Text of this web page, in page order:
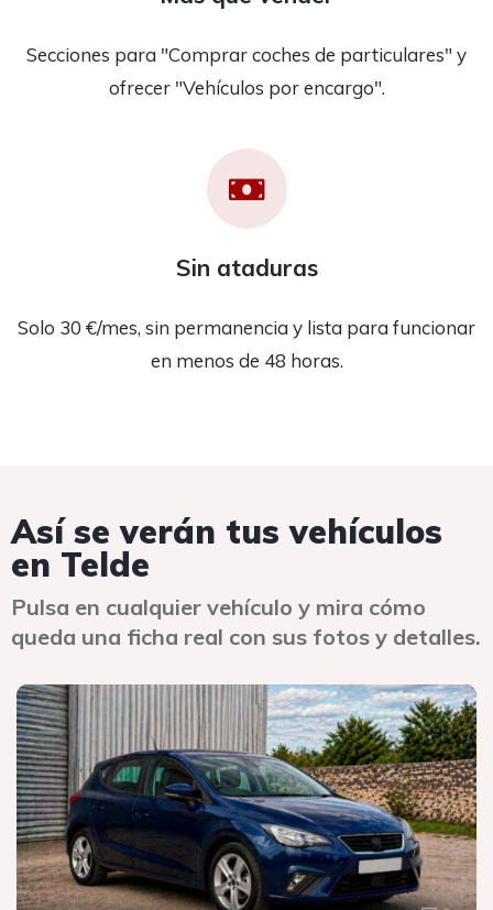
Secciones para "Comprar coches de particulares" y
ofrecer "Vehículos por encargo".
Sin ataduras
Solo 30 €/mes, sin permanencia y lista para funcionar
en menos de 48 horas.
Así se verán tus vehículos
en Telde
Pulsa en cualquier vehículo y mira cómo
queda una ficha real con sus fotos y detalles.